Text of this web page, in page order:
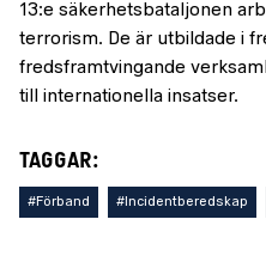
13:e säkerhetsbataljonen
terrorism. De är utbildade i
fredsframtvingande
till internationella insatser.
TAGGAR:
#Förband #Incidentberedskap